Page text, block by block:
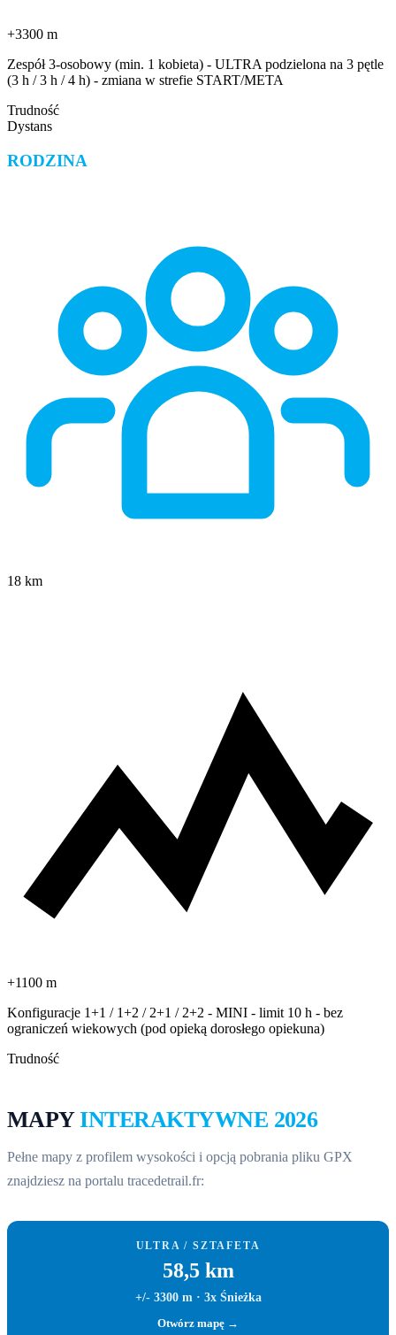
+3300 m
Zespół 3-osobowy (min. 1 kobieta) - ULTRA podzielona na 3 pętle
(3 h / 3 h / 4 h) - zmiana w strefie START/META
Trudność
Dystans
RODZINA
18 km
+1100 m
Konfiguracje 1+1 / 1+2 / 2+1 / 2+2 - MINI - limit 10 h - bez
ograniczeń wiekowych (pod opieką dorosłego opiekuna)
Trudność
MAPYINTERAKTYWNE 2026
Pełne mapy z profilem wysokości i opcją pobrania pliku GPX
znajdziesz na portalu tracedetrail.fr:
ULTRA / SZTAFETA
58,5 km
+/- 3300 m · 3x Śnieżka
Otwórz mapę →